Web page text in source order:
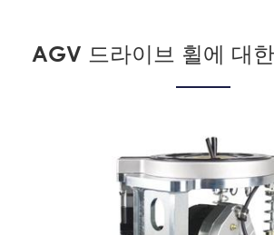
AGV 드라이브 휠에 대